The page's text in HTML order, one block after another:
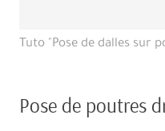
Tuto "Pose de dalles sur
Pose de poutres